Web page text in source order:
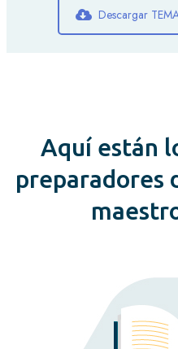
Descargar
Aquí están
preparadores